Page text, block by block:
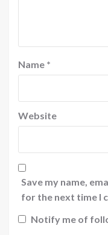
Name *
Website
Save my name,
for the next time I
Notify me of